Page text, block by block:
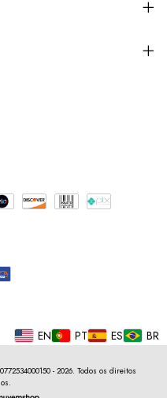
EN PT ES BR
- 2026. Todos os direitos